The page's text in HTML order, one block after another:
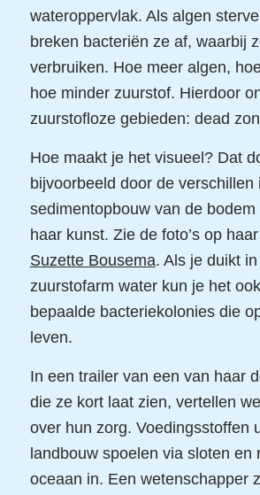
wateroppervlak. Als algen
breken bacteriën ze af, waarbij
verbruiken. Hoe meer algen,
hoe minder zuurstof. Hierdoor
zuurstofloze gebieden: dead
Hoe maakt je het visueel? Dat
bijvoorbeeld door de verschillen
sedimentopbouw van de
haar kunst. Zie de foto’s op
Suzette Bousema. Als je duikt
zuurstofarm water kun je het
bepaalde bacteriekolonies die
leven.
In een trailer van een van haar
die ze kort laat zien, vertellen
over hun zorg. Voedingsstoffen
landbouw spoelen via sloten en
oceaan in. Een wetenschapper